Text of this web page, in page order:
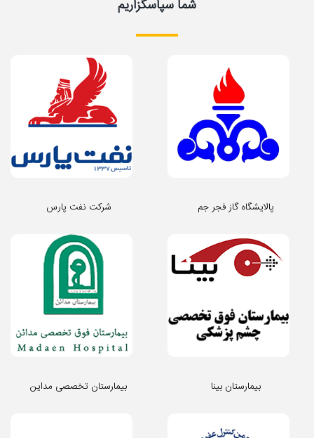
شما سپاسگزاریم
شرکت نفت پارس پالایشگاه گاز فجر جم
بیمارستان تخصصی مداین بیمارستان بینا